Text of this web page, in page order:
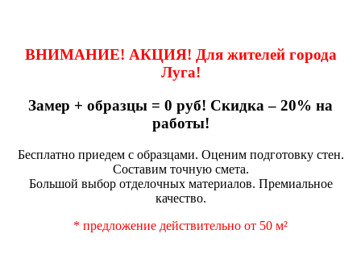
ВНИМАНИЕ! АКЦИЯ! Для жителей города
Луга!
Замер + образцы = 0 руб! Скидка – 20% на
работы!
Бесплатно приедем с образцами. Оценим подготовку стен.
Составим точную смета.
Большой выбор отделочных материалов. Премиальное
качество.
* предложение действительно от 50 м²